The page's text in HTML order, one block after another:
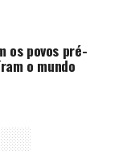
os povos pré-
o mundo